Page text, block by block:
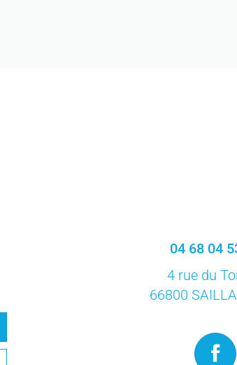
04 68 04
4 rue du
66800